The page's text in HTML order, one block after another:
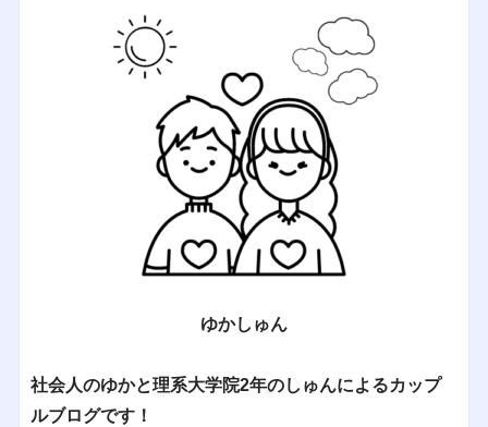
ゆかしゅん
社会人のゆかと理系大学院2年のしゅんによるカップ
ルブログです！